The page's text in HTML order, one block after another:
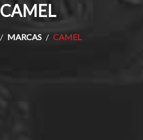
CAMEL
MARCAS CAMEL